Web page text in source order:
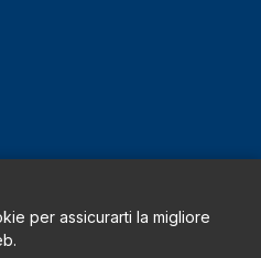
per assicurarti la migliore